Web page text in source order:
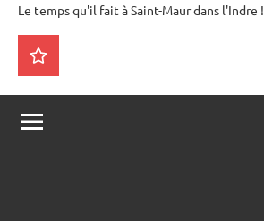
Le temps qu'il fait à Saint-Maur dans l'Indre !
La
météo
en